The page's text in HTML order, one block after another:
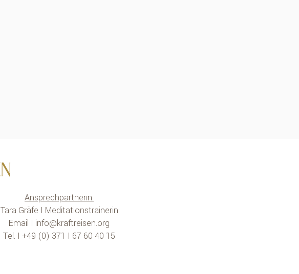
Ansprechpartnerin:
Tara Gräfe I Meditationstrainerin
Email I info@kraftreisen.org
Tel. I +49 (0) 371 I 67 60 40 15